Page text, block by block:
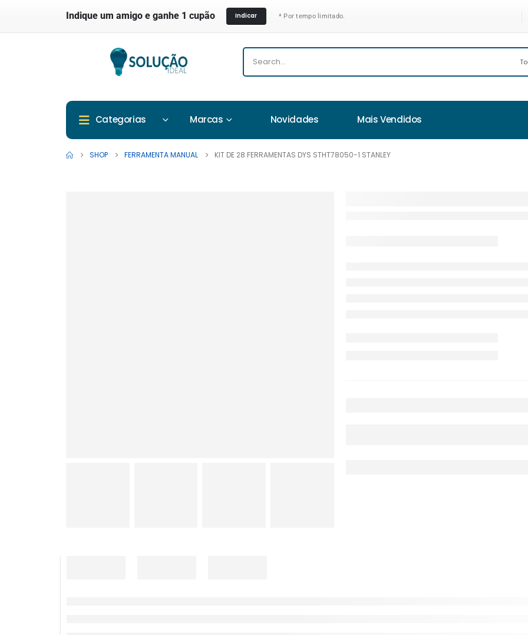
Indique um amigo e ganhe 1 cupão Indicar * Por tempo limitado.
Categorias Marcas Novidades Mais Vendidos
SHOP FERRAMENTA MANUAL KIT DE 28 FERRAMENTAS DYS STHT78050-1 STANLEY